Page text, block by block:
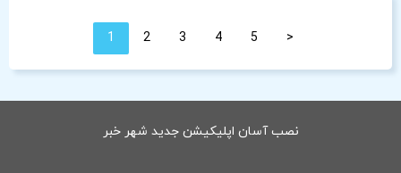
1 2 3 4 5 <
نصب آسان اپلیکیشن جدید شهر خبر